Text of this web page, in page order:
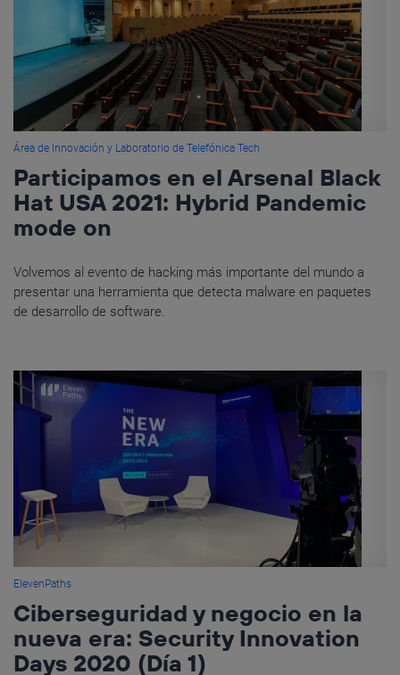
Área de Innovación y Laboratorio de Telefónica Tech
Participamos en el Arsenal Black
Hat USA 2021: Hybrid Pandemic
mode on
Volvemos al evento de hacking más importante del mundo a
presentar una herramienta que detecta malware en paquetes
de desarrollo de software.
ElevenPaths
Ciberseguridad y negocio en la
nueva era: Security Innovation
Days 2020 (Día 1)